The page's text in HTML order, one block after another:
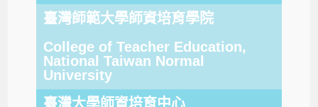
臺灣師範大學師資培育學院
College of Teacher Education,
National Taiwan Normal
University
臺灣大學師資培育中心